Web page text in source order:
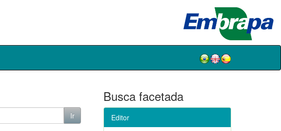
Busca facetada
Editor